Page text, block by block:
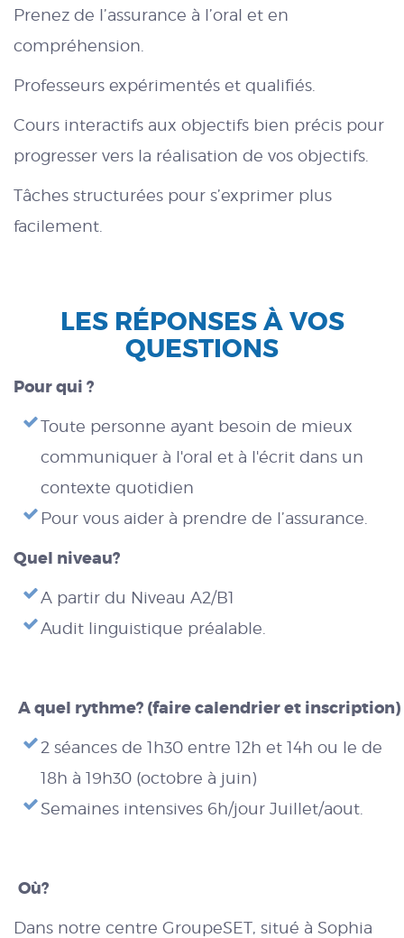
Prenez de l’assurance à l’oral et en
compréhension.
Professeurs expérimentés et qualifiés.
Cours interactifs aux objectifs bien précis pour
progresser vers la réalisation de vos objectifs.
Tâches structurées pour s’exprimer plus
facilement.
LES RÉPONSES À VOS
QUESTIONS
Pour qui ?
Toute personne ayant besoin de mieux
communiquer à l'oral et à l'écrit dans un
contexte quotidien
Pour vous aider à prendre de l’assurance.
Quel niveau?
A partir du Niveau A2/B1
Audit linguistique préalable.
A quel rythme? (faire calendrier et inscription)
2 séances de 1h30 entre 12h et 14h ou le de
18h à 19h30 (octobre à juin)
Semaines intensives 6h/jour Juillet/aout.
Où?
Dans notre centre GroupeSET, situé à Sophia